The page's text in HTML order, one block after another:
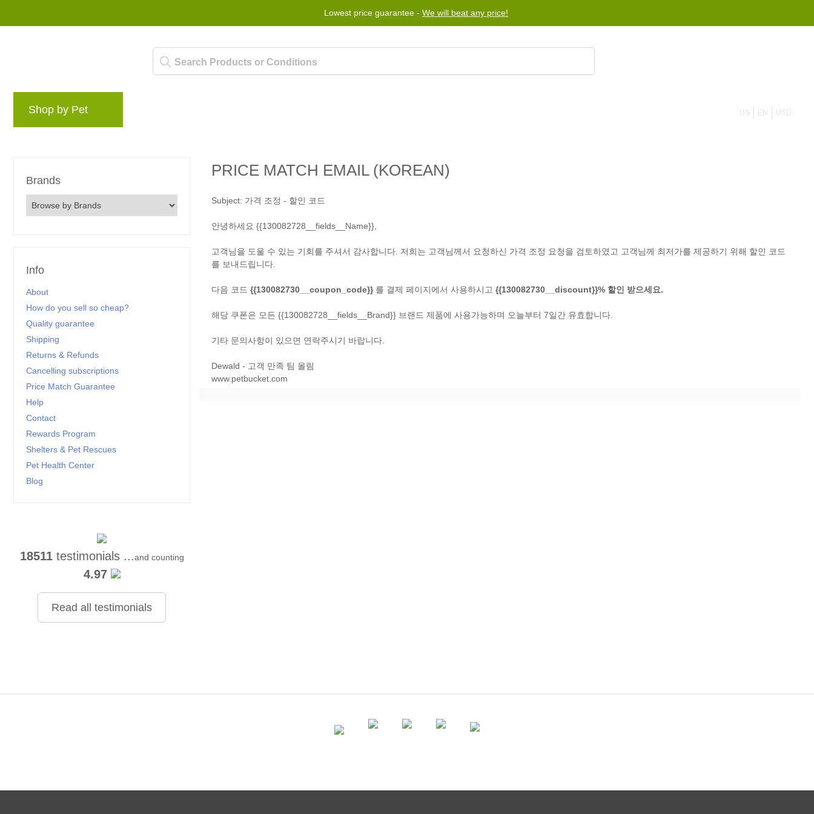
Lowest price guarantee - We will beat any price!
Shop by Pet US EN USD
Brands
Info
About
How do you sell so cheap?
Quality guarantee
Shipping
Returns & Refunds
Cancelling subscriptions
Price Match Guarantee
Help
Contact
Rewards Program
Shelters & Pet Rescues
Pet Health Center
Blog
18511testimonials ...and counting
4.97
Read all testimonials
PRICE MATCH EMAIL (KOREAN)
Subject: 가격 조정 - 할인 코드
안녕하세요 {{130082728__fields__Name}},
고객님을 도울 수 있는 기회를 주셔서 감사합니다. 저희는 고객님께서 요청하신 가격 조정 요청을 검토하였고 고객님께 최저가를 제공하기 위해 할인 코드
를 보내드립니다.
다음 코드 {{130082730__coupon_code}}를 결제 페이지에서 사용하시고 {{130082730__discount}}% 할인 받으세요.
해당 쿠폰은 모든 {{130082728__fields__Brand}} 브랜드 제품에 사용가능하며 오늘부터 7일간 유효합니다.
기타 문의사항이 있으면 연락주시기 바랍니다.
Dewald - 고객 만족 팀 올림
www.petbucket.com